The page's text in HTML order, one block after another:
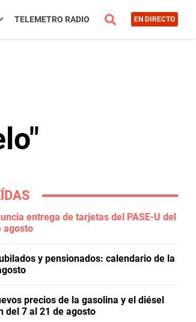
TELEMETRO RADIO EN DIRECTO
entrega de tarjetas del PASE-U del
agosto
y pensionados: calendario de la
precios de la gasolina y el diésel
del 7 al 21 de agosto